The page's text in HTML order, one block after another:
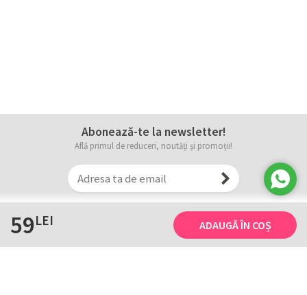
59LEI ADAUGĂ ÎN COȘ
Abonează-te la newsletter!
Află primul de reduceri, noutăți și promoții!
Tricourile noastre